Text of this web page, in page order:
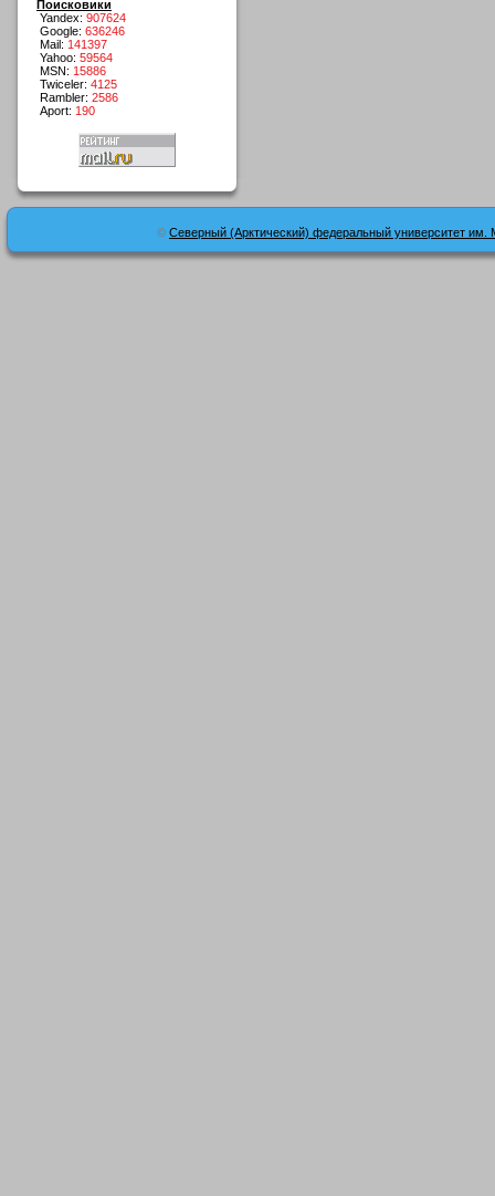
Поисковики
Yandex: 907624
Google: 636246
Mail: 141397
Yahoo: 59564
MSN: 15886
Twiceler: 4125
Rambler: 2586
Aport: 190
© Северный (Арктический) федеральный университет